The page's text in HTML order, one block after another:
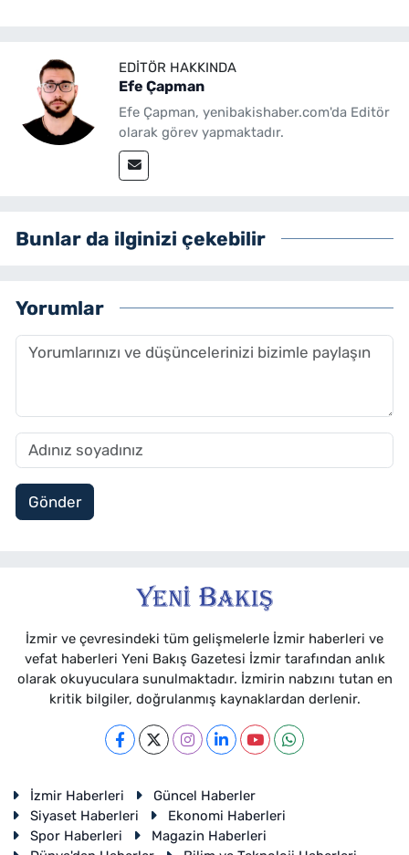
EDITÖR HAKKINDA
Efe Çapman
Efe Çapman, yenibakishaber.com'da Editör
olarak görev yapmaktadır.
Bunlar da ilginizi çekebilir
Yorumlar
Gönder
İzmir ve çevresindeki tüm gelişmelerle İzmir haberleri ve
vefat haberleri Yeni Bakış Gazetesi İzmir tarafından anlık
olarak okuyuculara sunulmaktadır. İzmirin nabzını tutan en
kritik bilgiler, doğrulanmış kaynaklardan derlenir.
İzmir Haberleri
Güncel Haberler
Siyaset Haberleri
Ekonomi Haberleri
Spor Haberleri
Magazin Haberleri